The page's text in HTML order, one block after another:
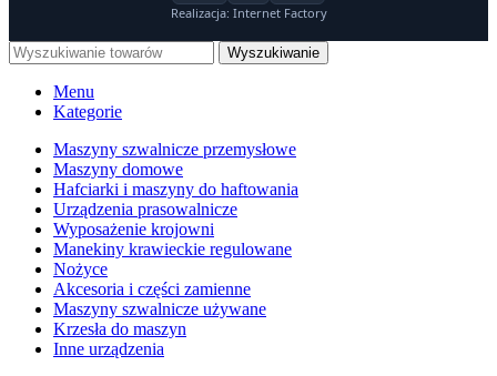
Realizacja: Internet Factory
Wyszukiwanie
Menu
Kategorie
Maszyny szwalnicze przemysłowe
Maszyny domowe
Hafciarki i maszyny do haftowania
Urządzenia prasowalnicze
Wyposażenie krojowni
Manekiny krawieckie regulowane
Nożyce
Akcesoria i części zamienne
Maszyny szwalnicze używane
Krzesła do maszyn
Inne urządzenia